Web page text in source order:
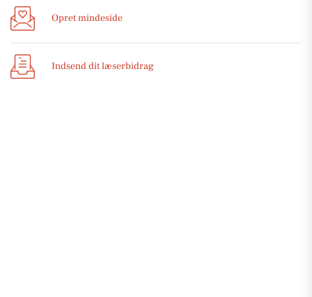
Opret mindeside
Indsend dit læserbidrag